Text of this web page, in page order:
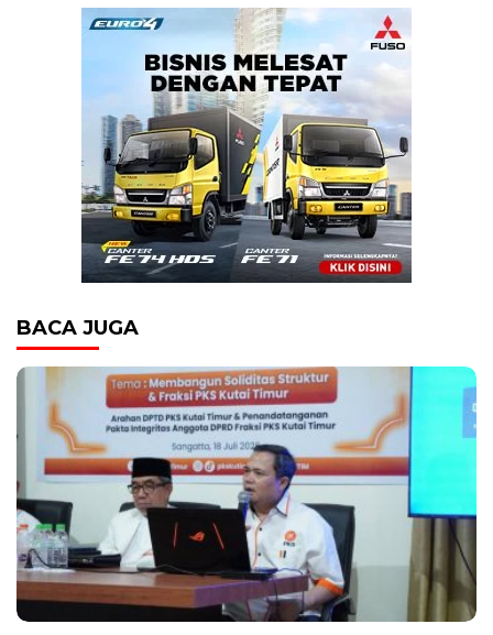
BACA JUGA